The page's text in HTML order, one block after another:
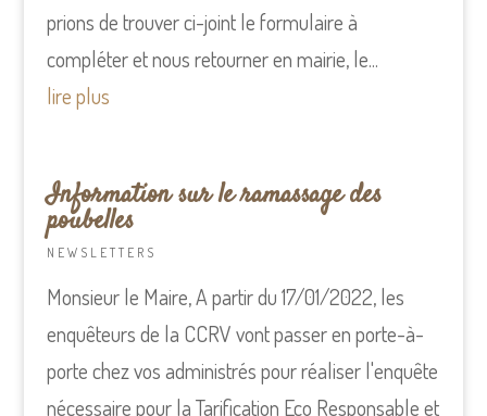
prions de trouver ci-joint le formulaire à
compléter et nous retourner en mairie, le...
lire plus
Information sur le ramassage des
poubelles
NEWSLETTERS
Monsieur le Maire, A partir du 17/01/2022, les
enquêteurs de la CCRV vont passer en porte-à-
porte chez vos administrés pour réaliser l'enquête
nécessaire pour la Tarification Eco Responsable et